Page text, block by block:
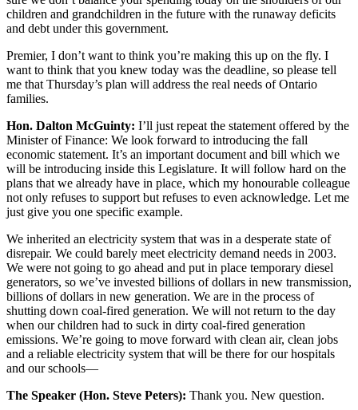
children and grandchildren in the future with the runaway deficits
and debt under this government.
Premier, I don’t want to think you’re making this up on the fly. I
want to think that you knew today was the deadline, so please tell
me that Thursday’s plan will address the real needs of Ontario
families.
Hon. Dalton McGuinty: I’ll just repeat the statement offered by the
Minister of Finance: We look forward to introducing the fall
economic statement. It’s an important document and bill which we
will be introducing inside this Legislature. It will follow hard on the
plans that we already have in place, which my honourable colleague
not only refuses to support but refuses to even acknowledge. Let me
just give you one specific example.
We inherited an electricity system that was in a desperate state of
disrepair. We could barely meet electricity demand needs in 2003.
We were not going to go ahead and put in place temporary diesel
generators, so we’ve invested billions of dollars in new transmission,
billions of dollars in new generation. We are in the process of
shutting down coal-fired generation. We will not return to the day
when our children had to suck in dirty coal-fired generation
emissions. We’re going to move forward with clean air, clean jobs
and a reliable electricity system that will be there for our hospitals
and our schools—
The Speaker (Hon. Steve Peters): Thank you. New question.